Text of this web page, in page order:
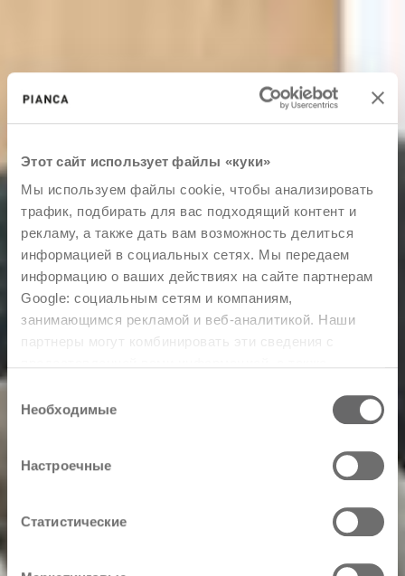
Этот сайт использует файлы «куки»
Мы используем файлы cookie, чтобы анализировать
трафик, подбирать для вас подходящий контент и
рекламу, а также дать вам возможность делиться
информацией в социальных сетях. Мы передаем
информацию о ваших действиях на сайте партнерам
Google: социальным сетям и компаниям,
занимающимся рекламой и веб-аналитикой. Наши
партнеры могут комбинировать эти сведения с
вами их сервисов.
согласия
Необходимые
Настроечные
Статистические